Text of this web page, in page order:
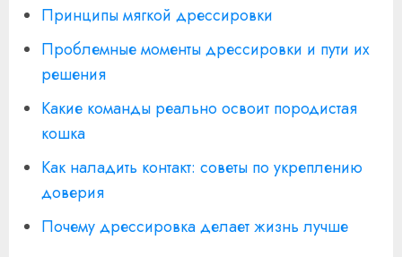
Принципы мягкой дрессировки
Проблемные моменты дрессировки и пути их
решения
Какие команды реально освоит породистая
кошка
Как наладить контакт: советы по укреплению
доверия
Почему дрессировка делает жизнь лучше